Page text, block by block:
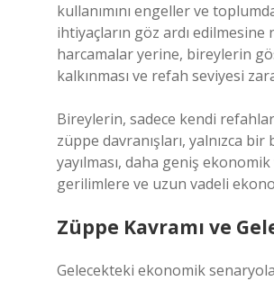
kullanımını engeller ve
ihtiyaçların göz ardı edilmesine
harcamalar yerine, bireylerin
kalkınması ve refah seviyesi
Bireylerin, sadece kendi
züppe davranışları, yalnızca
yayılması, daha geniş
gerilimlere ve uzun vadeli
Züppe Kavramı ve
Gelecekteki ekonomik